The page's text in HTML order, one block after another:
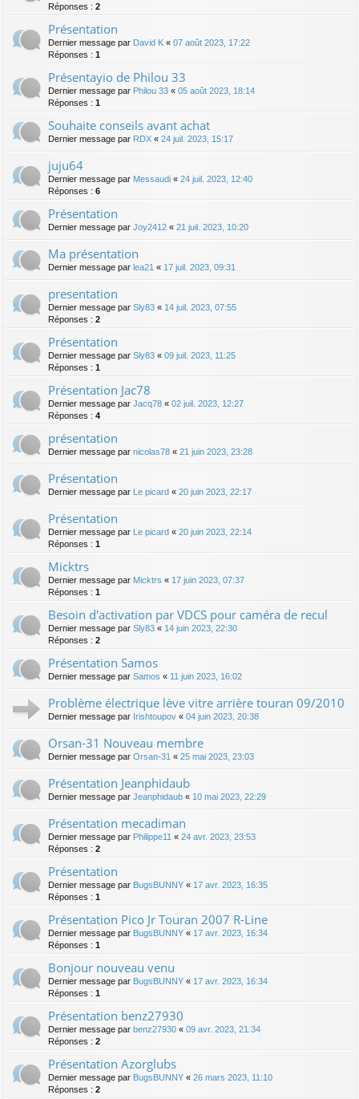
Réponses : 2
Présentation
Dernier message par David K « 07 août 2023, 17:22
Réponses : 1
Présentayio de Philou 33
Dernier message par Philou 33 « 05 août 2023, 18:14
Réponses : 1
Souhaite conseils avant achat
Dernier message par RDX « 24 juil. 2023, 15:17
juju64
Dernier message par Messaudi « 24 juil. 2023, 12:40
Réponses : 6
Présentation
Dernier message par Joy2412 « 21 juil. 2023, 10:20
Ma présentation
Dernier message par lea21 « 17 juil. 2023, 09:31
presentation
Dernier message par Sly83 « 14 juil. 2023, 07:55
Réponses : 2
Présentation
Dernier message par Sly83 « 09 juil. 2023, 11:25
Réponses : 1
Présentation Jac78
Dernier message par Jacq78 « 02 juil. 2023, 12:27
Réponses : 4
présentation
Dernier message par nicolas78 « 21 juin 2023, 23:28
Présentation
Dernier message par Le picard « 20 juin 2023, 22:17
Présentation
Dernier message par Le picard « 20 juin 2023, 22:14
Réponses : 1
Micktrs
Dernier message par Micktrs « 17 juin 2023, 07:37
Réponses : 1
Besoin d'activation par VDCS pour caméra de recul
Dernier message par Sly83 « 14 juin 2023, 22:30
Réponses : 2
Présentation Samos
Dernier message par Samos « 11 juin 2023, 16:02
Problème électrique lève vitre arrière touran 09/2010
Dernier message par Irishtoupov « 04 juin 2023, 20:38
Orsan-31 Nouveau membre
Dernier message par Orsan-31 « 25 mai 2023, 23:03
Présentation Jeanphidaub
Dernier message par Jeanphidaub « 10 mai 2023, 22:29
Présentation mecadiman
Dernier message par Philippe11 « 24 avr. 2023, 23:53
Réponses : 2
Présentation
Dernier message par BugsBUNNY « 17 avr. 2023, 16:35
Réponses : 1
Présentation Pico Jr Touran 2007 R-Line
Dernier message par BugsBUNNY « 17 avr. 2023, 16:34
Réponses : 1
Bonjour nouveau venu
Dernier message par BugsBUNNY « 17 avr. 2023, 16:34
Réponses : 1
Présentation benz27930
Dernier message par benz27930 « 09 avr. 2023, 21:34
Réponses : 2
Présentation Azorglubs
Dernier message par BugsBUNNY « 26 mars 2023, 11:10
Réponses : 2